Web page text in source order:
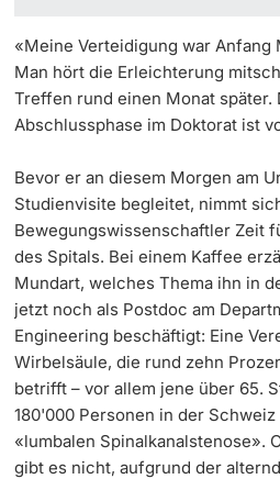
«Meine Verteidigung war Anfang
Man hört die Erleichterung
Treffen rund einen Monat später.
Abschlussphase im Doktorat ist
Bevor er an diesem Morgen am
Studienvisite begleitet, nimmt
Bewegungswissenschaftler Zeit
des Spitals. Bei einem Kaffee
Mundart, welches Thema ihn in
jetzt noch als Postdoc am
Engineering beschäftigt: Eine
Wirbelsäule, die rund zehn
betrifft – vor allem jene über 65.
180'000 Personen in der
«lumbalen Spinalkanalstenose».
gibt es nicht, aufgrund der